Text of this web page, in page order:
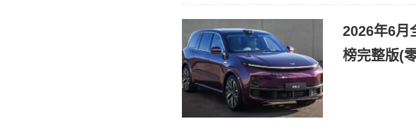
2026年6月
榜完整版(